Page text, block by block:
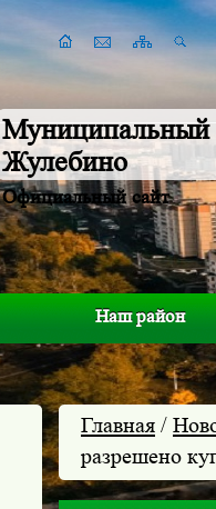
Муниципальный
Жулебино
Официальный сайт
Наш район
Главная /
разрешено